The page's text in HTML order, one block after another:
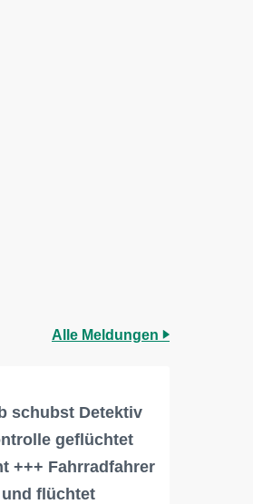
Alle Meldungen
schubst Detektiv
geflüchtet
+++ Fahrradfahrer
flüchtet